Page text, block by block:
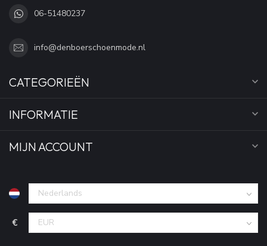
06-51480237
info@denboerschoenmode.nl
CATEGORIEËN
INFORMATIE
MIJN ACCOUNT
€